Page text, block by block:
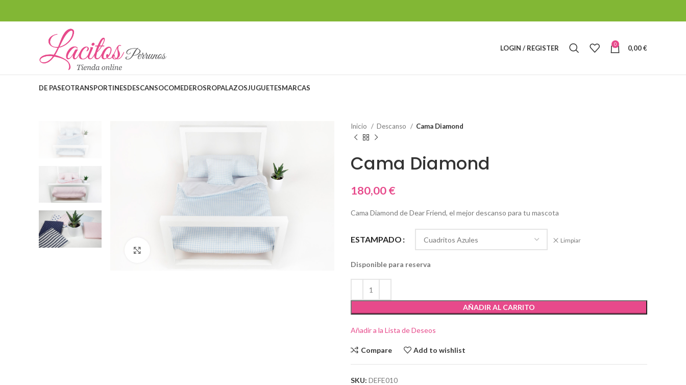
LOGIN / REGISTER 0 0,00€
DE PASEOTRANSPORTINESDESCANSOCOMEDEROSROPALAZOSJUGUETESMARCAS
Click to enlarge
Inicio Descanso Cama Diamond
Cama Diamond
180,00€
Cama Diamond de Dear Friend, el mejor descanso para tu mascota
ESTAMPADO Limpiar
Disponible para reserva
AÑADIR AL CARRITO
Añadir a la Lista de Deseos
Compare Add to wishlist
SKU: DEFE010